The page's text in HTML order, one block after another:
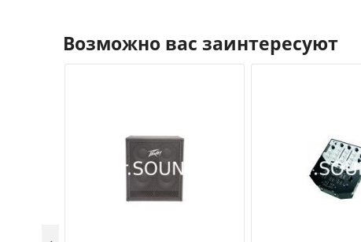
Возможно вас заинтересуют